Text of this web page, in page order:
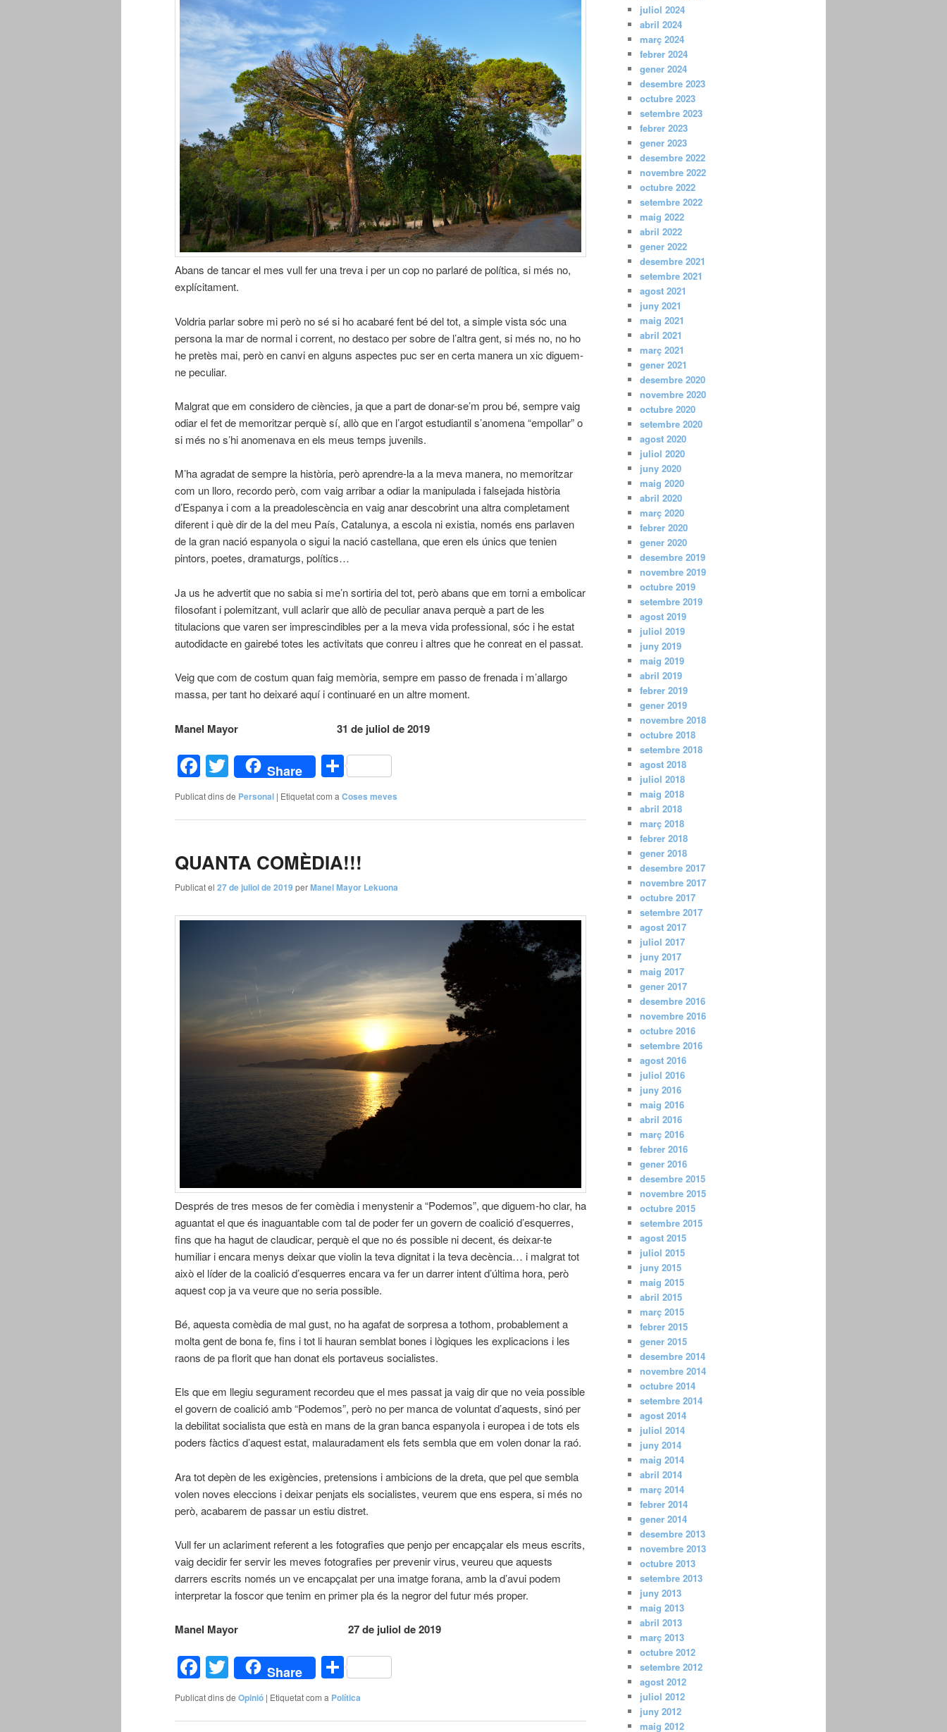
Abans de tancar el mes vull fer una treva i per un cop no parlaré de política, si més no,
explícitament.
Voldria parlar sobre mi però no sé si ho acabaré fent bé del tot, a simple vista sóc una
persona la mar de normal i corrent, no destaco per sobre de l’altra gent, si més no, no ho
he pretès mai, però en canvi en alguns aspectes puc ser en certa manera un xic diguem-
ne peculiar.
Malgrat que em considero de ciències, ja que a part de donar-se’m prou bé, sempre vaig
odiar el fet de memoritzar perquè sí, allò que en l’argot estudiantil s’anomena “empollar” o
si més no s’hi anomenava en els meus temps juvenils.
M’ha agradat de sempre la història, però aprendre-la a la meva manera, no memoritzar
com un lloro, recordo però, com vaig arribar a odiar la manipulada i falsejada història
d’Espanya i com a la preadolescència en vaig anar descobrint una altra completament
diferent i què dir de la del meu País, Catalunya, a escola ni existia, només ens parlaven
de la gran nació espanyola o sigui la nació castellana, que eren els únics que tenien
pintors, poetes, dramaturgs, polítics…
Ja us he advertit que no sabia si me’n sortiria del tot, però abans que em torni a embolicar
filosofant i polemitzant, vull aclarir que allò de peculiar anava perquè a part de les
titulacions que varen ser imprescindibles per a la meva vida professional, sóc i he estat
autodidacte en gairebé totes les activitats que conreu i altres que he conreat en el passat.
Veig que com de costum quan faig memòria, sempre em passo de frenada i m’allargo
massa, per tant ho deixaré aquí i continuaré en un altre moment.
Manel Mayor 31 de juliol de 2019
Facebook
Twitter
Share Comparteix
Publicat dins de Personal | Etiquetat com a Coses meves
QUANTA COMÈDIA!!!
Publicat el 27 de juliol de 2019 perManel Mayor Lekuona
Després de tres mesos de fer comèdia i menystenir a “Podemos”, que diguem-ho clar, ha
aguantat el que és inaguantable com tal de poder fer un govern de coalició d’esquerres,
fins que ha hagut de claudicar, perquè el que no és possible ni decent, és deixar-te
humiliar i encara menys deixar que violin la teva dignitat i la teva decència… i malgrat tot
això el líder de la coalició d’esquerres encara va fer un darrer intent d’última hora, però
aquest cop ja va veure que no seria possible.
Bé, aquesta comèdia de mal gust, no ha agafat de sorpresa a tothom, probablement a
molta gent de bona fe, fins i tot li hauran semblat bones i lògiques les explicacions i les
raons de pa florit que han donat els portaveus socialistes.
Els que em llegiu segurament recordeu que el mes passat ja vaig dir que no veia possible
el govern de coalició amb “Podemos”, però no per manca de voluntat d’aquests, sinó per
la debilitat socialista que està en mans de la gran banca espanyola i europea i de tots els
poders fàctics d’aquest estat, malauradament els fets sembla que em volen donar la raó.
Ara tot depèn de les exigències, pretensions i ambicions de la dreta, que pel que sembla
volen noves eleccions i deixar penjats els socialistes, veurem que ens espera, si més no
però, acabarem de passar un estiu distret.
Vull fer un aclariment referent a les fotografies que penjo per encapçalar els meus escrits,
vaig decidir fer servir les meves fotografies per prevenir virus, veureu que aquests
darrers escrits només un ve encapçalat per una imatge forana, amb la d’avui podem
interpretar la foscor que tenim en primer pla és la negror del futur més proper.
Manel Mayor 27 de juliol de 2019
Facebook
Twitter
Share Comparteix
Publicat dins de Opinió | Etiquetat com a Política
juliol 2024
abril 2024
març 2024
febrer 2024
gener 2024
desembre 2023
octubre 2023
setembre 2023
febrer 2023
gener 2023
desembre 2022
novembre 2022
octubre 2022
setembre 2022
maig 2022
abril 2022
gener 2022
desembre 2021
setembre 2021
agost 2021
juny 2021
maig 2021
abril 2021
març 2021
gener 2021
desembre 2020
novembre 2020
octubre 2020
setembre 2020
agost 2020
juliol 2020
juny 2020
maig 2020
abril 2020
març 2020
febrer 2020
gener 2020
desembre 2019
novembre 2019
octubre 2019
setembre 2019
agost 2019
juliol 2019
juny 2019
maig 2019
abril 2019
febrer 2019
gener 2019
novembre 2018
octubre 2018
setembre 2018
agost 2018
juliol 2018
maig 2018
abril 2018
març 2018
febrer 2018
gener 2018
desembre 2017
novembre 2017
octubre 2017
setembre 2017
agost 2017
juliol 2017
juny 2017
maig 2017
gener 2017
desembre 2016
novembre 2016
octubre 2016
setembre 2016
agost 2016
juliol 2016
juny 2016
maig 2016
abril 2016
març 2016
febrer 2016
gener 2016
desembre 2015
novembre 2015
octubre 2015
setembre 2015
agost 2015
juliol 2015
juny 2015
maig 2015
abril 2015
març 2015
febrer 2015
gener 2015
desembre 2014
novembre 2014
octubre 2014
setembre 2014
agost 2014
juliol 2014
juny 2014
maig 2014
abril 2014
març 2014
febrer 2014
gener 2014
desembre 2013
novembre 2013
octubre 2013
setembre 2013
juny 2013
maig 2013
abril 2013
març 2013
octubre 2012
setembre 2012
agost 2012
juliol 2012
juny 2012
maig 2012